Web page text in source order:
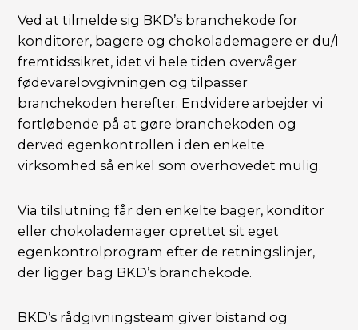
Ved at tilmelde sig BKD’s branchekode for
konditorer, bagere og chokolademagere er du/I
fremtidssikret, idet vi hele tiden overvåger
fødevarelovgivningen og tilpasser
branchekoden herefter. Endvidere arbejder vi
fortløbende på at gøre branchekoden og
derved egenkontrollen i den enkelte
virksomhed så enkel som overhovedet mulig.
Via tilslutning får den enkelte bager, konditor
eller chokolademager oprettet sit eget
egenkontrolprogram efter de retningslinjer,
der ligger bag BKD’s branchekode.
BKD’s rådgivningsteam giver bistand og